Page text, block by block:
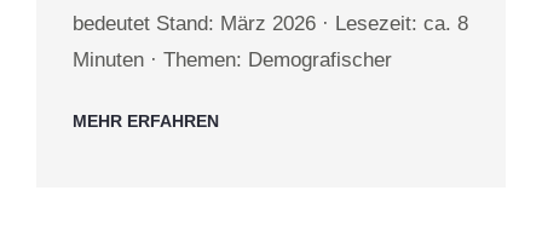
bedeutet Stand: März 2026 · Lesezeit: ca. 8
Minuten · Themen: Demografischer
MEHR ERFAHREN